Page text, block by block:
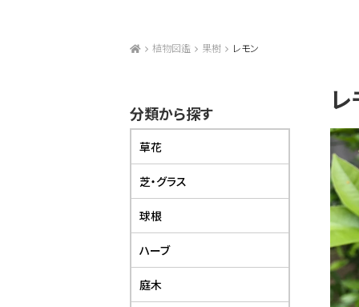
植物図鑑 果樹 レモン
分類から探す
草花
芝・グラス
球根
ハーブ
庭木